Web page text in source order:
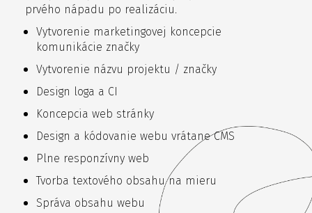
prvého nápadu po realizáciu.
Vytvorenie marketingovej koncepcie
komunikácie značky
Vytvorenie názvu projektu / značky
Design loga a CI
Koncepcia web stránky
Design a kódovanie webu vrátane CMS
Plne responzívny web
Tvorba textového obsahu na mieru
Správa obsahu webu